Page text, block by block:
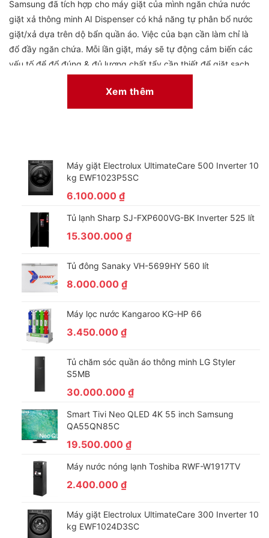
Samsung đã tích hợp cho máy giặt của mình ngăn chứa nước
giặt xả thông minh AI Dispenser có khả năng tự phân bổ nước
giặt/xả dựa trên dộ bẩn quần áo. Việc của bạn cần làm chỉ là
đổ đầy ngăn chứa. Mỗi lần giặt, máy sẽ tự động cảm biến các
yếu tố để đổ đúng & đủ lượng chất tẩy cần thiết để giặt sạch
Hơn nữa, thiết kế của ngăn chứa thông minh này cũng khá lớn,
1 lần đổ đầy có thể sử dụng tối đa đến 1 tháng**. Hộp chứa
trong việc cân chỉnh mỗi lần giặt.
** Theo tần suất giặt 4 lần/ tuần. Kết quả có thể thay đổi tùy
thuộc vào khối lượng giặt và cài đặt.
Kết nối Wifi điều khiển bằng điện thoại
Máy giặt Samsung WW14BB944DGBSV có tính năng Wifi để
bạn kết nối máy giặt với điện thoại thông minh và điều khiển
từ nay, bạn không cần đến trước máy giặt mà vẫn có thể lựa
chọn các chức năng của máy, thật thông minh và hiện đại!
Động cơ Digital Inverter tiết kiệm điện, vận hành êm
Máy giặt Samsung WW14BB944DGBSV trang bị động cơ
Digital Inverter sử dụng nam châm vĩnh cửu giúp giảm ma sát
khi vận hành nên giảm tiếng ồn để máy hoạt động vô cùng bền
bỉ, êm ái và tiết kiệm điện nhưng vẫn duy trì khả năng giặt
mạnh mẽ.
Xem thêm
Máy giặt Electrolux UltimateCare 500 Inverter 10
kg EWF1023P5SC
6.100.000 ₫
Tủ lạnh Sharp SJ-FXP600VG-BK Inverter 525 lít
15.300.000 ₫
Tủ đông Sanaky VH-5699HY 560 lít
8.000.000 ₫
Máy lọc nước Kangaroo KG-HP 66
3.450.000 ₫
Tủ chăm sóc quần áo thông minh LG Styler
S5MB
30.000.000 ₫
Smart Tivi Neo QLED 4K 55 inch Samsung
QA55QN85C
19.500.000 ₫
Máy nước nóng lạnh Toshiba RWF-W1917TV
2.400.000 ₫
Máy giặt Electrolux UltimateCare 300 Inverter 10
kg EWF1024D3SC